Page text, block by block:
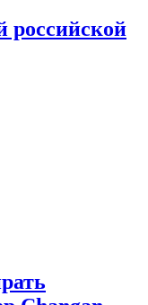
российской